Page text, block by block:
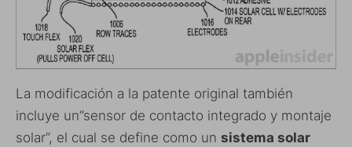
La modificación a la patente original también
incluye un”sensor de contacto integrado y montaje
solar“, el cual se define como un sistema solar